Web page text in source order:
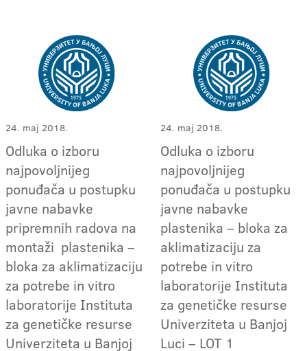
24. maj 2018.
Odluka o izboru
najpovoljnijeg
ponuđača u postupku
javne nabavke
pripremnih radova na
montaži plastenika –
bloka za aklimatizaciju
za potrebe in vitro
laboratorije Instituta
za genetičke resurse
Univerziteta u Banjoj
24. maj 2018.
Odluka o izboru
najpovoljnijeg
ponuđača u postupku
javne nabavke
plastenika – bloka za
aklimatizaciju za
potrebe in vitro
laboratorije Instituta
za genetičke resurse
Univerziteta u Banjoj
Luci – LOT 1